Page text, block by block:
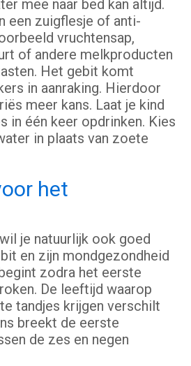
mee naar bed kan altijd.
een zuigflesje of anti-
vruchtensap,
of andere melkproducten
Het gebit komt
in aanraking. Hierdoor
meer kans. Laat je kind
in één keer opdrinken. Kies
in plaats van zoete
het
je natuurlijk ook goed
en zijn mondgezondheid
zodra het eerste
De leeftijd waarop
tandjes krijgen verschilt
breekt de eerste
de zes en negen